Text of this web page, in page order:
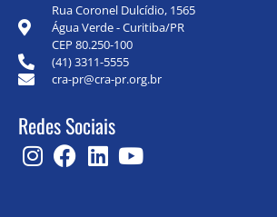
Rua Coronel Dulcídio, 1565
Água Verde - Curitiba/PR
CEP 80.250-100
(41) 3311-5555
cra-pr@cra-pr.org.br
Redes Sociais